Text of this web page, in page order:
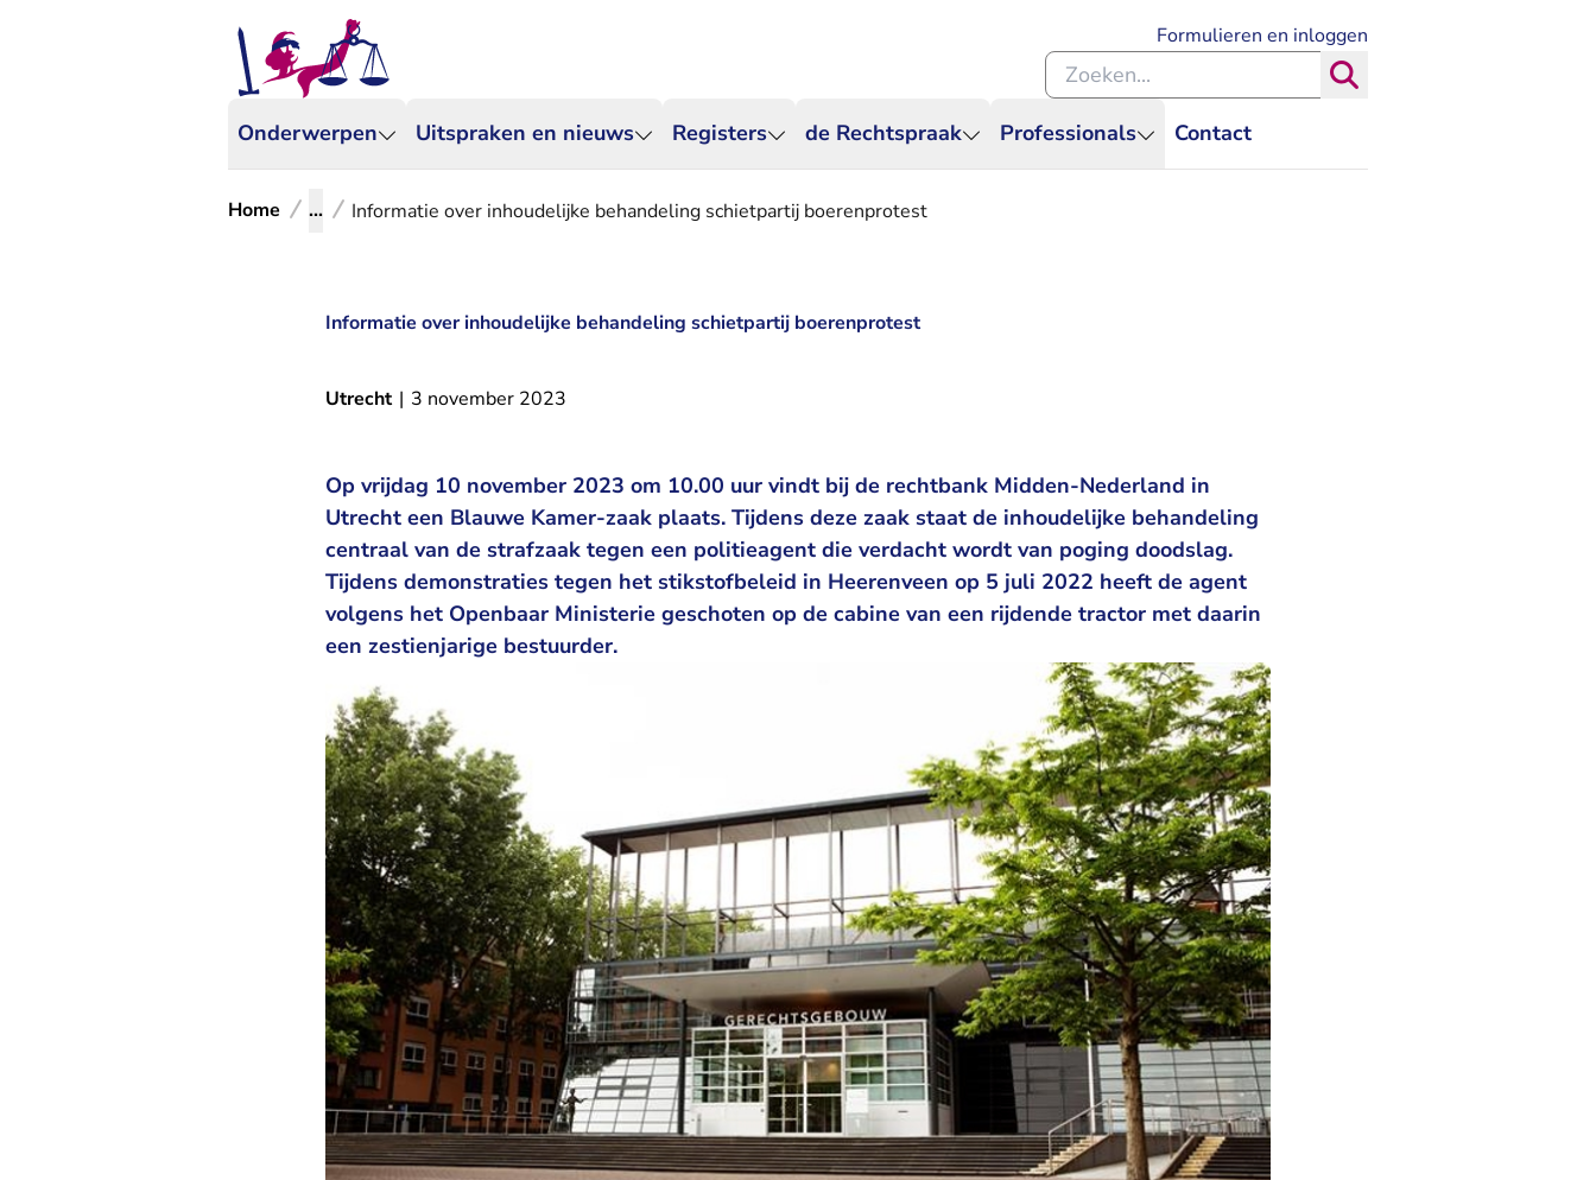
Onderwerpen Uitspraken en nieuws Registers de Rechtspraak Professionals Contact
Formulieren en inloggen
Zoeken binnen de Rechtspraak
Home ... Informatie over inhoudelijke behandeling schietpartij boerenprotest
Informatie over inhoudelijke behandeling schietpartij boerenprotest
Utrecht | 3 november 2023
Op vrijdag 10 november 2023 om 10.00 uur vindt bij de rechtbank Midden-Nederland in
Utrecht een Blauwe Kamer-zaak plaats. Tijdens deze zaak staat de inhoudelijke behandeling
centraal van de strafzaak tegen een politieagent die verdacht wordt van poging doodslag.
Tijdens demonstraties tegen het stikstofbeleid in Heerenveen op 5 juli 2022 heeft de agent
volgens het Openbaar Ministerie geschoten op de cabine van een rijdende tractor met daarin
een zestienjarige bestuurder.